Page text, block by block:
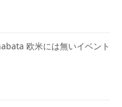
欧米には無いイベント